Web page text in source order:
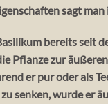
sagt man
bereits seit
Pflanze zur
er pur oder als
senken, wurde er